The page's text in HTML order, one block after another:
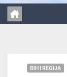
BIH I REGIJA